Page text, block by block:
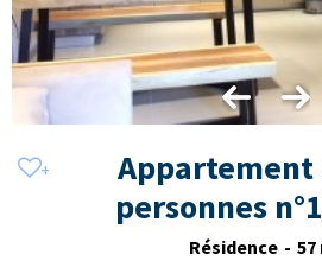
Appartement
personnes
Résidence 57